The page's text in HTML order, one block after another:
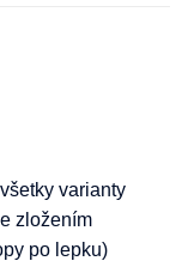
varianty
zložením
po lepku)